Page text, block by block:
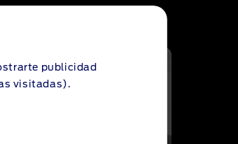
publicidad
visitadas).